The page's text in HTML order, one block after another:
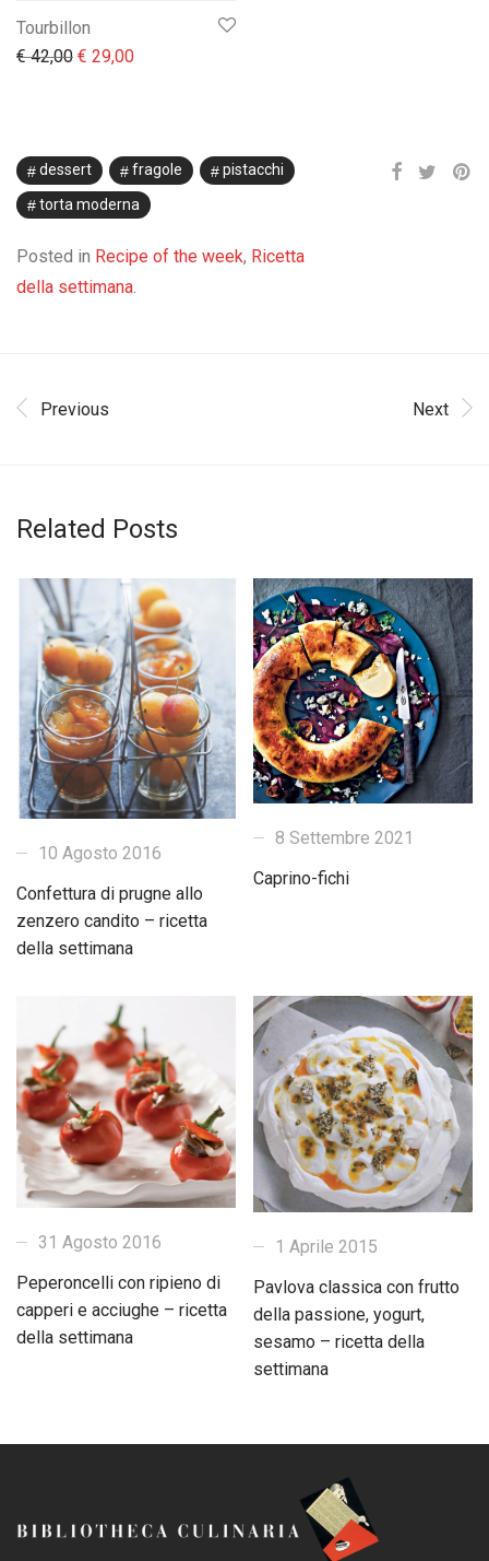
Tourbillon
€42,00 Il prezzo originale era: € 42,00.
€ 29,00Il prezzo attuale è: € 29,00.
dessert fragole
pistacchi
torta moderna
Posted in Recipe of the week, Ricetta
della settimana.
Previous Next
Related Posts
10 Agosto 2016
Confettura di prugne allo
zenzero candito – ricetta
della settimana
8 Settembre 2021
Caprino-fichi
31 Agosto 2016
Peperoncelli con ripieno di
capperi e acciughe – ricetta
della settimana
1 Aprile 2015
Pavlova classica con frutto
della passione, yogurt,
sesamo – ricetta della
settimana